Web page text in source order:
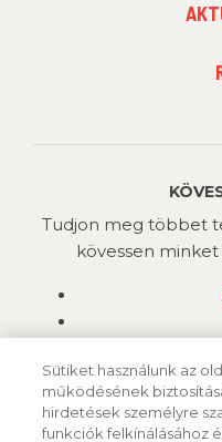
Tudjon meg többet
kövessen
Sütiket használunk az
működésének
hirdetések személyre
funkciók felkínálásához